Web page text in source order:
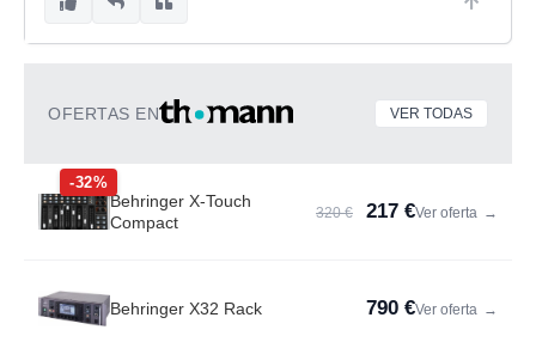
OFERTAS EN VER TODAS
-32%
Behringer X-Touch
Compact
320 € 217 €Ver oferta →
Behringer X32 Rack 790 €Ver oferta →